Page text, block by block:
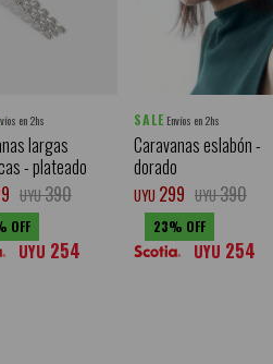
en 2hs
largas
- plateado
UYU390
UYU 254
SALE Envíos en 2hs
Caravanas eslabón -
dorado
UYU 299 UYU390
23
UYU 254